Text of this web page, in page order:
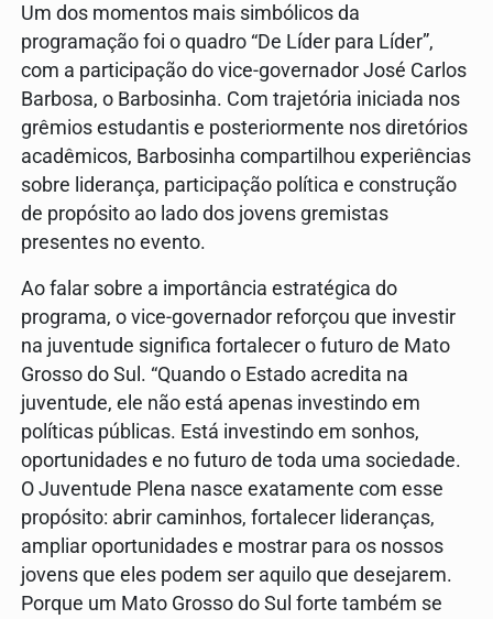
Um dos momentos mais simbólicos da
programação foi o quadro “De Líder para Líder”,
com a participação do vice-governador José Carlos
Barbosa, o Barbosinha. Com trajetória iniciada nos
grêmios estudantis e posteriormente nos diretórios
acadêmicos, Barbosinha compartilhou experiências
sobre liderança, participação política e construção
de propósito ao lado dos jovens gremistas
presentes no evento.
Ao falar sobre a importância estratégica do
programa, o vice-governador reforçou que investir
na juventude significa fortalecer o futuro de Mato
Grosso do Sul. “Quando o Estado acredita na
juventude, ele não está apenas investindo em
políticas públicas. Está investindo em sonhos,
oportunidades e no futuro de toda uma sociedade.
O Juventude Plena nasce exatamente com esse
propósito: abrir caminhos, fortalecer lideranças,
ampliar oportunidades e mostrar para os nossos
jovens que eles podem ser aquilo que desejarem.
Porque um Mato Grosso do Sul forte também se